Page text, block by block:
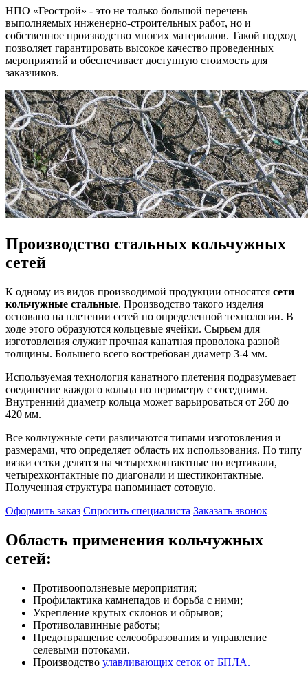
НПО «Геострой» - это не только большой перечень
выполняемых инженерно-строительных работ, но и
собственное производство многих материалов. Такой подход
позволяет гарантировать высокое качество проведенных
мероприятий и обеспечивает доступную стоимость для
заказчиков.
Производство стальных кольчужных
сетей
К одному из видов производимой продукции относятся сети
кольчужные стальные. Производство такого изделия
основано на плетении сетей по определенной технологии. В
ходе этого образуются кольцевые ячейки. Сырьем для
изготовления служит прочная канатная проволока разной
толщины. Большего всего востребован диаметр 3-4 мм.
Используемая технология канатного плетения подразумевает
соединение каждого кольца по периметру с соседними.
Внутренний диаметр кольца может варьироваться от 260 до
420 мм.
Все кольчужные сети различаются типами изготовления и
размерами, что определяет область их использования. По типу
вязки сетки делятся на четырехконтактные по вертикали,
четырехконтактные по диагонали и шестиконтактные.
Полученная структура напоминает сотовую.
Оформить заказ Спросить специалиста Заказать звонок
Область применения кольчужных
сетей:
Противооползневые мероприятия;
Профилактика камнепадов и борьба с ними;
Укрепление крутых склонов и обрывов;
Противолавинные работы;
Предотвращение селеообразования и управление
селевыми потоками.
Производство улавливающих сеток от БПЛА.